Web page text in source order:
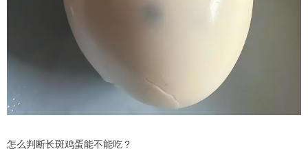
怎么判断长斑鸡蛋能不能吃？